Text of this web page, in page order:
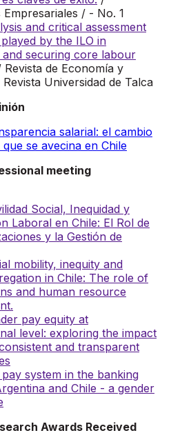
/ - No. 1
and critical assessment
by the ILO in
and securing core labour
Revista de Economía y
Universidad de Talca
salarial: el cambio
se avecina en Chile
meeting
Social, Inequidad y
Laboral en Chile: El Rol de
y la Gestión de
mobility, inequity and
in Chile: The role of
and human resource
pay equity at
level: exploring the impact
and transparent
system in the banking
and Chile - a gender
Awards Received